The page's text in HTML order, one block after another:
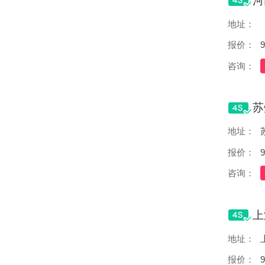
地址：
报价：
咨询：
地址：
报价：
咨询：
地址：
报价：